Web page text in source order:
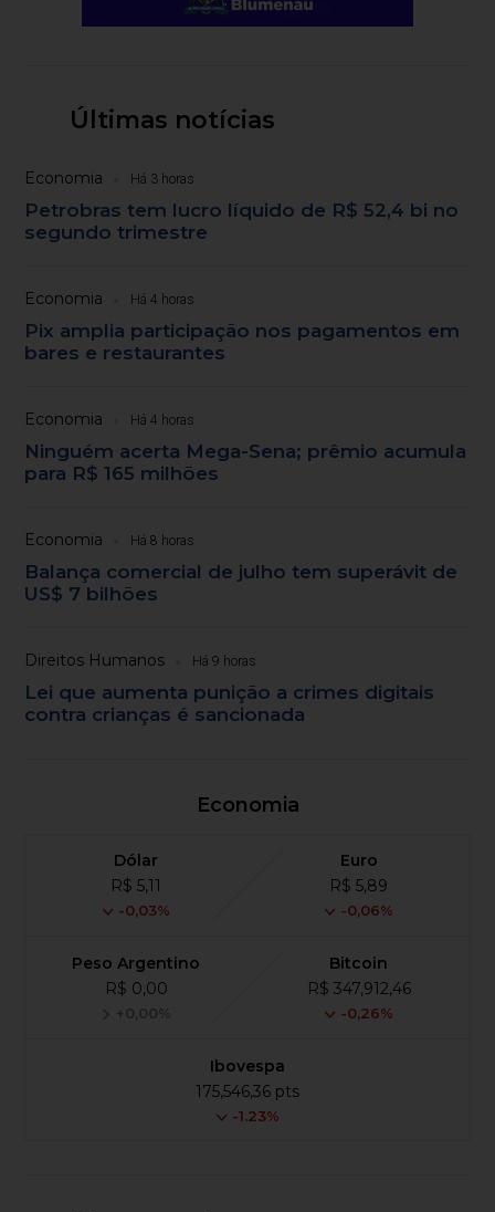
Últimas notícias
Economia Há 3 horas
Petrobras tem lucro líquido de R$ 52,4 bi no
segundo trimestre
Economia Há 4 horas
Pix amplia participação nos pagamentos em
bares e restaurantes
Economia Há 4 horas
Ninguém acerta Mega-Sena; prêmio acumula
para R$ 165 milhões
Economia Há 8 horas
Balança comercial de julho tem superávit de
US$ 7 bilhões
Direitos Humanos Há 9 horas
Lei que aumenta punição a crimes digitais
contra crianças é sancionada
Economia
Dólar
R$ 5,11
-0,03%
Euro
R$ 5,89
-0,06%
Peso Argentino
R$ 0,00
+0,00%
Bitcoin
R$ 347,912,46
-0,26%
Ibovespa
175,546,36 pts
-1.23%